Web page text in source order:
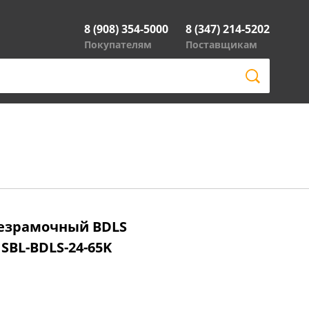
8 (908) 354-5000
Покупателям
8 (347) 214-5202
Поставщикам
BDLS
BDLS-24-65K